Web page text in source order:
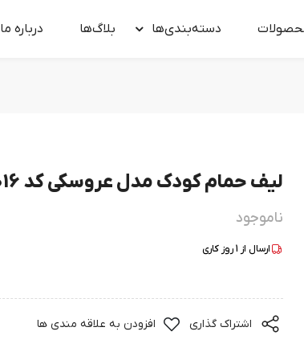
دسته‌بندی‌ها بلاگ‌ها درباره‌ ما
لیف حمام کودک مدل عروسکی کد 0016
ناموجود
ارسال از 1روز کاری
اشتراک گذاری افزودن به علاقه مندی ها